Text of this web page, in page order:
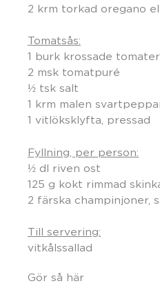
2 krm torkad oregano
Tomatsås:
1 burk krossade tomater
2 msk tomatpuré
½ tsk salt
1 krm malen
1 vitlöksklyfta, pressad
Fyllning, per person:
½ dl riven ost
125 g kokt rimmad
2 färska champinjoner,
Till servering:
vitkålssallad
Gör så här